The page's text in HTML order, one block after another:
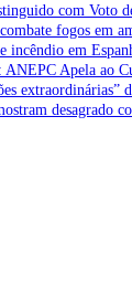
com Voto
fogos em
incêndio em
Apela ao
extraordinárias”
desagrado